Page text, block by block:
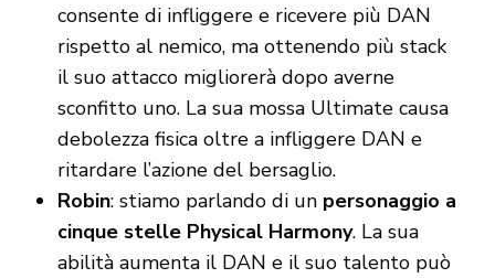
consente di infliggere e ricevere più DAN
rispetto al nemico, ma ottenendo più stack
il suo attacco migliorerà dopo averne
sconfitto uno. La sua mossa Ultimate causa
debolezza fisica oltre a infliggere DAN e
ritardare l’azione del bersaglio.
Robin: stiamo parlando di un personaggio a
cinque stelle Physical Harmony. La sua
abilità aumenta il DAN e il suo talento può